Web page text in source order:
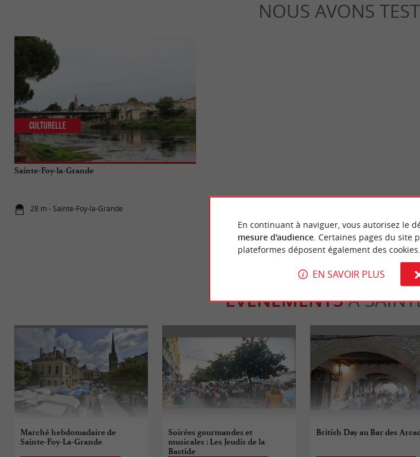
NOUS AVONS
Sainte-Foy-la-Grande
28 m - Sainte-Foy-la-Grande
Culturelle
ÉVÈNEMENTSÀ
Marché hebdomadaire de
Sainte-Foy-La-Grande
Soirées gourmandes et
musicales : Les Jeudis de la
Bastide
British Day au Bar des
En continuant à naviguer, vous autorisez le
mesure d'audience. Certaines pages du site
plateformes déposent également des cookies.
EN SAVOIR PLUS